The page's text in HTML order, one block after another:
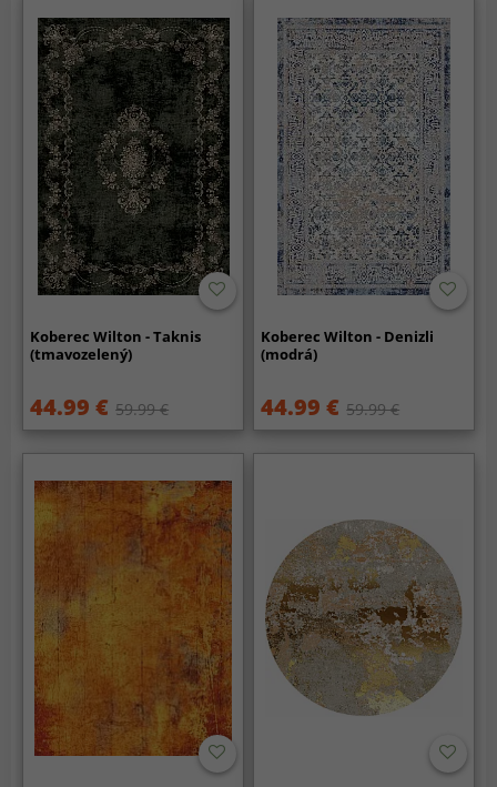
Koberec Wilton - Taknis
(tmavozelený)
44.99 € 59.99 €
Koberec Wilton - Denizli
(modrá)
44.99 € 59.99 €